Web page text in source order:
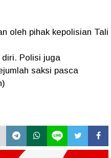
oleh pihak kepolisian Tali
Polisi juga
saksi pasca